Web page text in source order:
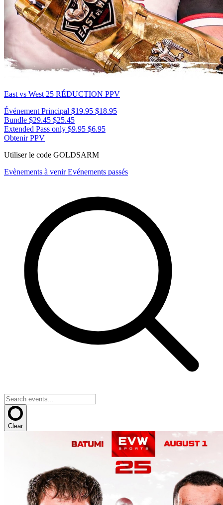
East vs West 25 RÉDUCTION PPV
Événement Principal $19.95 $18.95
Bundle $29.45 $25.45
Extended Pass only $9.95 $6.95
Obtenir PPV
Utiliser le code GOLDSARM
Evènements à venirEvénements passés
Clear